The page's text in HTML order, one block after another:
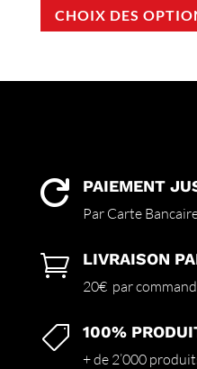
CHOIX DES
 PAIEMENT
Par Carte
 LIVRAISON
20€ par
 100%
+ de 2’000